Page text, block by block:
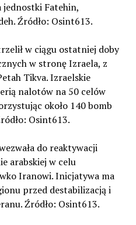
jednostki Fatehin,
Źródło: Osint613.
w ciągu ostatniej doby
w stronę Izraela, z
Tikva. Izraelskie
nalotów na 50 celów
około 140 bomb
Osint613.
do reaktywacji
arabskiej w celu
Iranowi. Inicjatywa ma
przed destabilizacją i
Źródło: Osint613.